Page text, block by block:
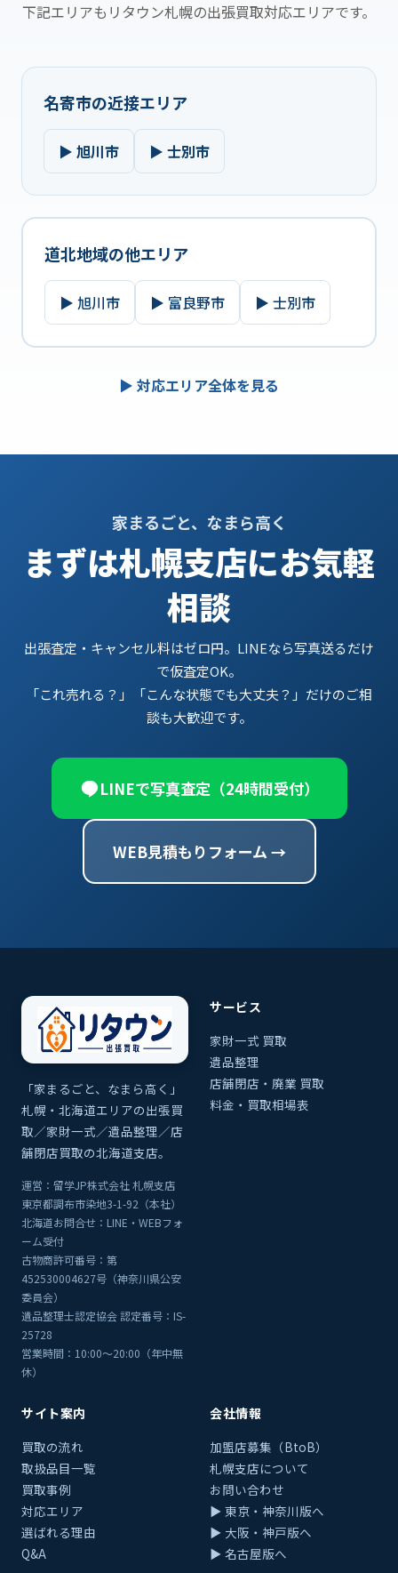
下記エリアもリタウン札幌の出張買取対応エリアです。
名寄市の近接エリア
▶ 旭川市 ▶ 士別市
道北地域の他エリア
▶ 旭川市 ▶ 富良野市 ▶ 士別市
▶ 対応エリア全体を見る
家まるごと、なまら高く
まずは札幌支店にお気軽
相談
出張査定・キャンセル料はゼロ円。LINEなら写真送るだけ
で仮査定OK。
「これ売れる？」「こんな状態でも大丈夫？」だけのご相
談も大歓迎です。
LINEで写真査定（24時間受付）
WEB見積もりフォーム →
「家まるごと、なまら高く」
札幌・北海道エリアの出張買
取／家財一式／遺品整理／店
舗閉店買取の北海道支店。
運営：留学JP株式会社 札幌支店
東京都調布市染地3-1-92（本社）
北海道お問合せ：LINE・WEBフォ
ーム受付
古物商許可番号：第
452530004627号（神奈川県公安
委員会）
遺品整理士認定協会 認定番号：IS-
25728
営業時間：10:00〜20:00（年中無
休）
サービス
家財一式 買取
遺品整理
店舗閉店・廃業 買取
料金・買取相場表
サイト案内
買取の流れ
取扱品目一覧
買取事例
対応エリア
選ばれる理由
Q&A
会社情報
加盟店募集（BtoB）
札幌支店について
お問い合わせ
▶ 東京・神奈川版へ
▶ 大阪・神戸版へ
▶ 名古屋版へ